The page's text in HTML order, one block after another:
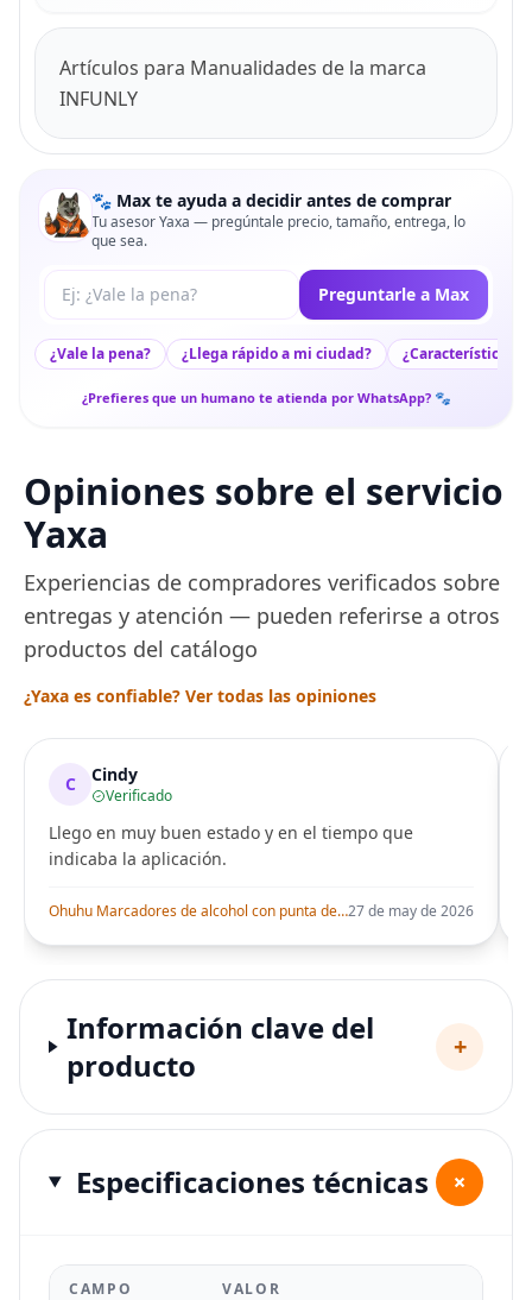
Artículos para Manualidades de la marca
INFUNLY
🐾 Max te ayuda a decidir antes de comprar
Tu asesor Yaxa — pregúntale precio, tamaño, entrega, lo
que sea.
Tu pregunta a Max Preguntarle a Max
¿Vale la pena? ¿Llega rápido a mi ciudad? ¿Características
¿Prefieres que un humano te atienda por WhatsApp? 🐾
Opiniones sobre el servicio
Yaxa
Experiencias de compradores verificados sobre
entregas y atención — pueden referirse a otros
productos del catálogo
¿Yaxa es confiable? Ver todas las opiniones
C Cindy
Verificado
Llego en muy buen estado y en el tiempo que
indicaba la aplicación.
Ohuhu Marcadores de alcohol con punta de pincel – Juego de marcadores artísticos de doble punta con certificación AP para artistas adultos27 de may de 2026
Información clave del
producto
+
Especificaciones técnicas +
CAMPO VALOR